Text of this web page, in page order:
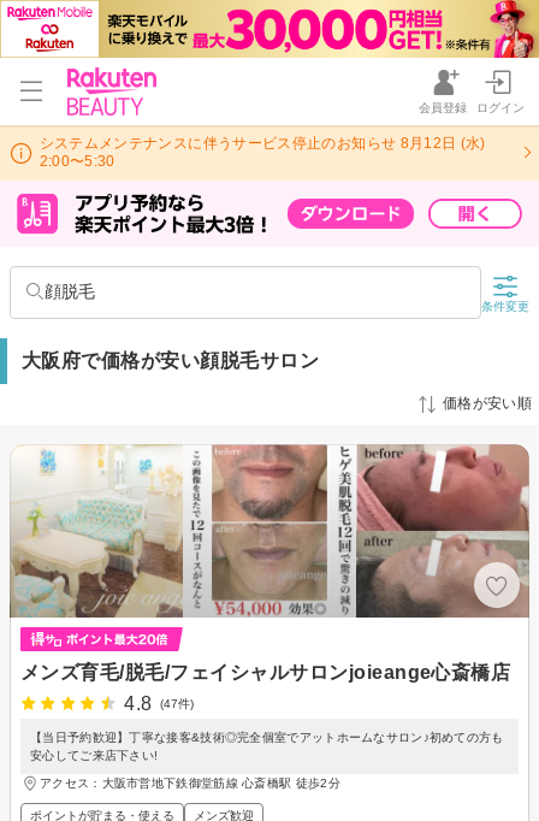
会員登録 ログイン
システムメンテナンスに伴うサービス停止のお知らせ 8月12日 (水)
2:00〜5:30
顔脱毛
条件変更
大阪府で価格が安い顔脱毛サロン
価格が安い順
メンズ育毛/脱毛/フェイシャルサロンjoieange心斎橋店
4.8
(47件)
【当日予約歓迎】丁寧な接客&技術◎完全個室でアットホームなサロン♪初めての方も
安心してご来店下さい!
アクセス：大阪市営地下鉄御堂筋線 心斎橋駅 徒歩2分
ポイントが貯まる・使える メンズ歓迎